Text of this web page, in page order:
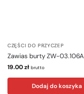
CZĘŚCI DO PRZYCZEP
Zawias burty ZW-03.106A
19.00zł brutto
Dodaj do koszyka